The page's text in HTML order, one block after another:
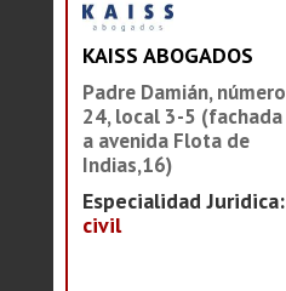
KAISS ABOGADOS
Padre Damián, número
24, local 3-5 (fachada
a avenida Flota de
Indias,16)
Especialidad Juridica:
civil